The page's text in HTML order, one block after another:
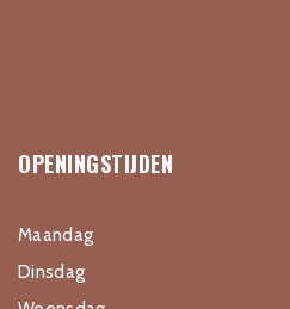
OPENINGSTIJDEN
Maandag
Dinsdag